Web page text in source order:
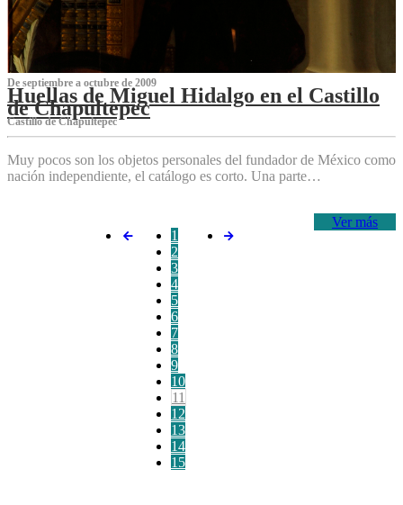
De septiembre a octubre de 2009
Huellas de Miguel Hidalgo en el Castillo
de Chapultepec
Castillo de Chapultepec
Muy pocos son los objetos personales del fundador de México como
nación independiente, el catálogo es corto. Una parte…
Ver más
1
2
3
4
5
6
7
8
9
10
11
12
13
14
15